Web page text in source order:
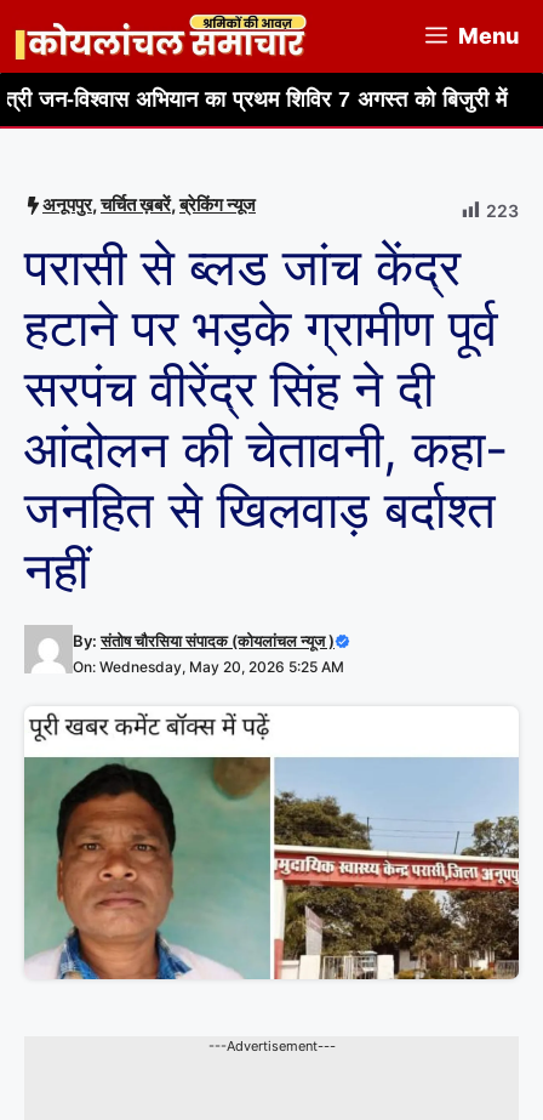
content
Menu
अभियान का प्रथम शिविर 7 अगस्त को बिजुरी में बैकयार्ड
अनूपपुर,चर्चित ख़बरें,ब्रेकिंग न्यूज 223
परासी से ब्लड जांच केंद्र
हटाने पर भड़के ग्रामीण पूर्व
सरपंच वीरेंद्र सिंह ने दी
आंदोलन की चेतावनी, कहा-
जनहित से खिलवाड़ बर्दाश्त
नहीं
By:संतोष चौरसिया संपादक (कोयलांचल न्यूज )
On: Wednesday, May 20, 2026 5:25 AM
---Advertisement---